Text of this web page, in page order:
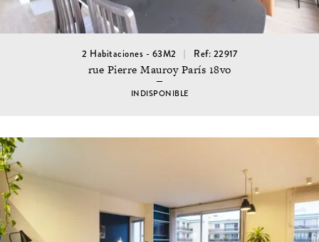
2 Habitaciones - 63M2 Ref: 22917
rue Pierre Mauroy París 18vo
INDISPONIBLE